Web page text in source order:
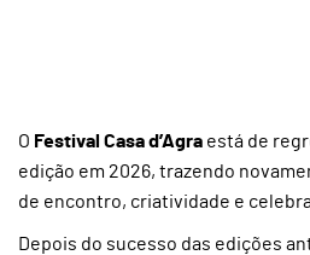
O Festival Casa d’Agra está de
edição em 2026, trazendo
de encontro, criatividade e
Depois do sucesso das edições